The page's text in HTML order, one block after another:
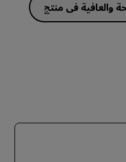
والعافية في منتج